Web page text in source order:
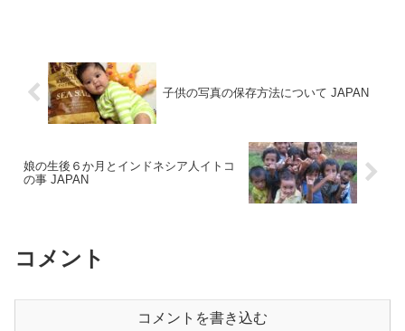
子供の写真の保存方法について JAPAN
娘の生後６か月とインドネシア人イトコ
の事 JAPAN
コメント
コメントを書き込む